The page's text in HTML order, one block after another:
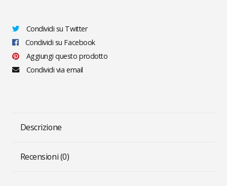
Condividi su Twitter
Condividi su Facebook
Aggiungi questo prodotto
Condividi via email
Descrizione
Recensioni (0)